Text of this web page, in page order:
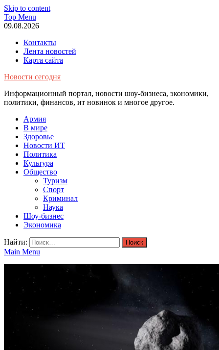
Skip to content
Top Menu
09.08.2026
Контакты
Лента новостей
Карта сайта
Новости сегодня
Информационный портал, новости шоу-бизнеса, экономики,
политики, финансов, ит новинок и многое другое.
Армия
В мире
Здоровье
Новости ИТ
Политика
Культура
Общество
Туризм
Спорт
Криминал
Наука
Шоу-бизнес
Экономика
Найти:
Main Menu